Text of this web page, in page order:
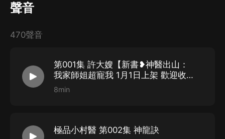
《陰陽調酒師》《陰陽瞳》
聲音
470聲音
第001集 許大嫂【新書❥神醫出山：
我家師姐超寵我 1月1日上架 歡迎收
聽】
8min
極品小村醫 第002集 神龍訣